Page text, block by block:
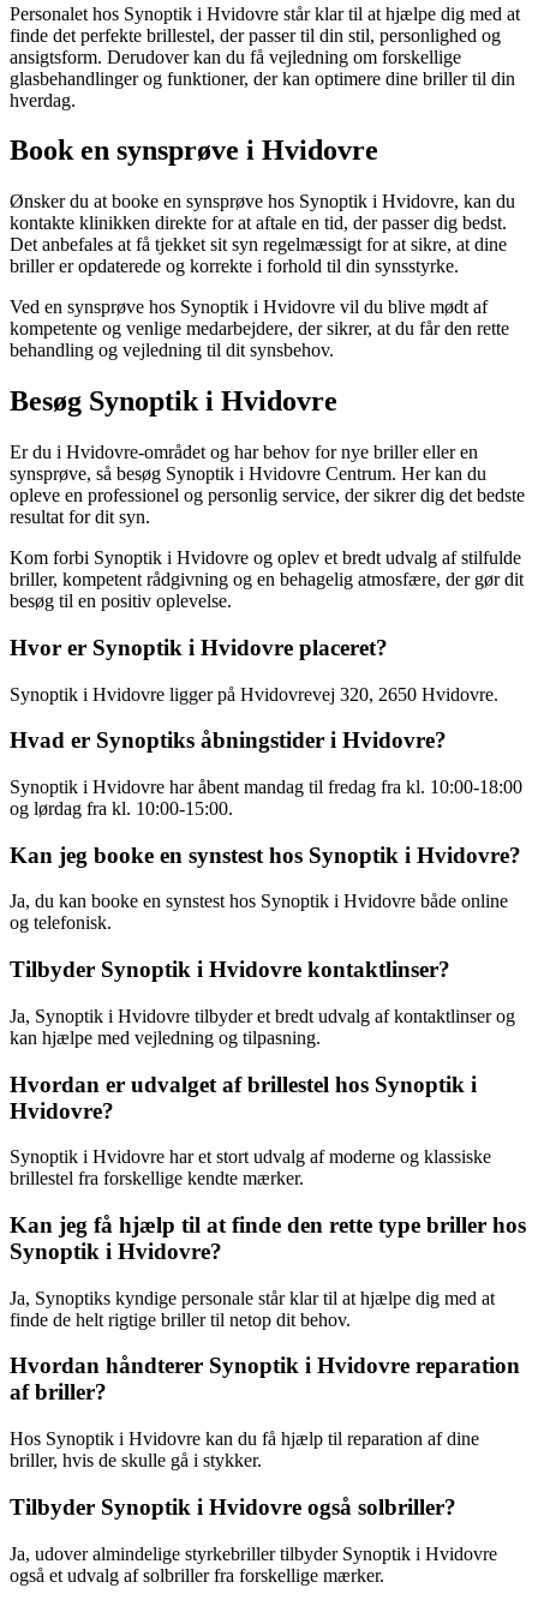
Personalet hos Synoptik i Hvidovre står klar til at hjælpe dig med at
finde det perfekte brillestel, der passer til din stil, personlighed og
ansigtsform. Derudover kan du få vejledning om forskellige
glasbehandlinger og funktioner, der kan optimere dine briller til din
hverdag.
Book en synsprøve i Hvidovre
Ønsker du at booke en synsprøve hos Synoptik i Hvidovre, kan du
kontakte klinikken direkte for at aftale en tid, der passer dig bedst.
Det anbefales at få tjekket sit syn regelmæssigt for at sikre, at dine
briller er opdaterede og korrekte i forhold til din synsstyrke.
Ved en synsprøve hos Synoptik i Hvidovre vil du blive mødt af
kompetente og venlige medarbejdere, der sikrer, at du får den rette
behandling og vejledning til dit synsbehov.
Besøg Synoptik i Hvidovre
Er du i Hvidovre-området og har behov for nye briller eller en
synsprøve, så besøg Synoptik i Hvidovre Centrum. Her kan du
opleve en professionel og personlig service, der sikrer dig det bedste
resultat for dit syn.
Kom forbi Synoptik i Hvidovre og oplev et bredt udvalg af stilfulde
briller, kompetent rådgivning og en behagelig atmosfære, der gør dit
besøg til en positiv oplevelse.
Hvor er Synoptik i Hvidovre placeret?
Synoptik i Hvidovre ligger på Hvidovrevej 320, 2650 Hvidovre.
Hvad er Synoptiks åbningstider i Hvidovre?
Synoptik i Hvidovre har åbent mandag til fredag fra kl. 10:00-18:00
og lørdag fra kl. 10:00-15:00.
Kan jeg booke en synstest hos Synoptik i Hvidovre?
Ja, du kan booke en synstest hos Synoptik i Hvidovre både online
og telefonisk.
Tilbyder Synoptik i Hvidovre kontaktlinser?
Ja, Synoptik i Hvidovre tilbyder et bredt udvalg af kontaktlinser og
kan hjælpe med vejledning og tilpasning.
Hvordan er udvalget af brillestel hos Synoptik i
Hvidovre?
Synoptik i Hvidovre har et stort udvalg af moderne og klassiske
brillestel fra forskellige kendte mærker.
Kan jeg få hjælp til at finde den rette type briller hos
Synoptik i Hvidovre?
Ja, Synoptiks kyndige personale står klar til at hjælpe dig med at
finde de helt rigtige briller til netop dit behov.
Hvordan håndterer Synoptik i Hvidovre reparation
af briller?
Hos Synoptik i Hvidovre kan du få hjælp til reparation af dine
briller, hvis de skulle gå i stykker.
Tilbyder Synoptik i Hvidovre også solbriller?
Ja, udover almindelige styrkebriller tilbyder Synoptik i Hvidovre
også et udvalg af solbriller fra forskellige mærker.